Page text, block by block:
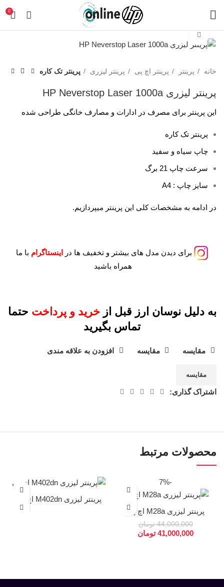
0
خانه پرینتر پرینتر اچ پی پرینتر لیزری پرینتر تک کاره
پرینتر لیزری HP Neverstop Laser 1000a
این پرینتر برای مصرف در ادارات و مصارف خانگی طراحی شده
پرینتر تک کاره
چاپ سیاه و سفید
سرعت چاپ 21 برگ
سایز چاپ : A4
در ادامه به مشخصات کلی این پرینتر میپردازیم.
برای دیدن مدل های بیشتر و تخفیف ها در اینستاگرام با ما
همراه باشید
به دلیل نوسان ارز قبل از خرید و پرداخت حتما
تماس بگیرید
مقايسه مقایسه افزودن به علاقه مندی
مقایسه
اشتراک گذاری:
محصولات مرتبط
-7%
پرینتر لیزری M28a اچ پی
44,000,000 تومان
41,000,000 تومان
پرینتر لیزری M402dn اچ پی